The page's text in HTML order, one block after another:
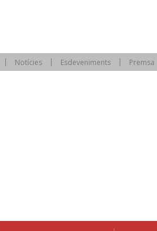
Notícies Esdeveniments Premsa